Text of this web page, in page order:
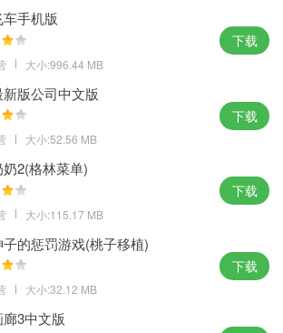
独特的生态链。触发冰爆炸连锁反应并探索概
基因实验室：通过杂交实验解锁隐藏性状，
”跨平台想象生态：Android、iOS、PC之间的数
定义杂交规则
手机版
大小:996.44 MB
下载
版公司中文版
大小:52.56 MB
下载
2(格林菜单)
大小:115.17 MB
下载
子的惩罚游戏(桃子移植)
大小:32.12 MB
下载
3中文版